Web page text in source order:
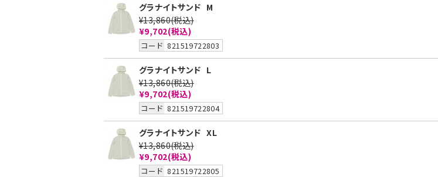
グラナイトサンド M
¥13,860(税込)
¥9,702(税込)
コード 821519722803
グラナイトサンド L
¥13,860(税込)
¥9,702(税込)
コード 821519722804
グラナイトサンド XL
¥13,860(税込)
¥9,702(税込)
コード 821519722805